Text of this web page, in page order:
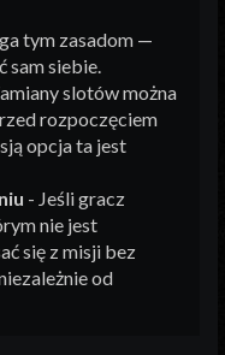
tym zasadom —
sam siebie.
slotów można
rozpoczęciem
opcja ta jest
- Jeśli gracz
nie jest
się z misji bez
od